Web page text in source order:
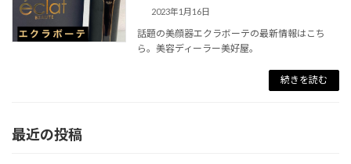
2023年1月16日
話題の美顔器エクラボーテの最新情報はこち
ら。美容ディーラー美好屋。
続きを読む
最近の投稿